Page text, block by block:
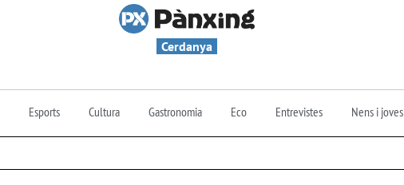
Cerdanya
Esports Cultura Gastronomia Eco Entrevistes Nens i joves